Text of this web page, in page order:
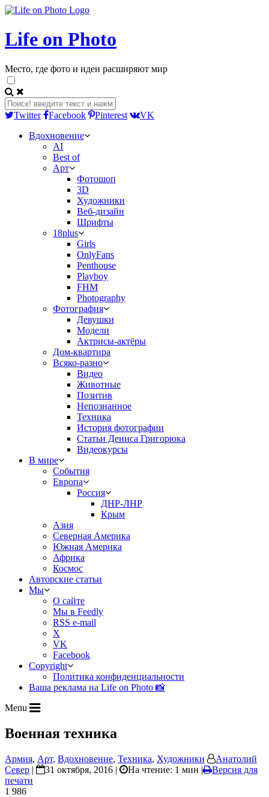
Life on Photo
Место, где фото и идеи расширяют мир
Twitter Facebook Pinterest
VK
Вдохновение
AI
Best of
Арт
Фотошоп
3D
Художники
Веб-дизайн
Шрифты
18plus
Girls
OnlyFans
Penthouse
Playboy
FHM
Photography
Фотография
Девушки
Модели
Актрисы-актёры
Дом-квартира
Всяко-разно
Видео
Животные
Позитив
Непознанное
Техника
История фотографии
Статьи Дениса Григорюка
Видеокурсы
В мире
События
Европа
Россия
ДНР-ЛНР
Крым
Азия
Северная Америка
Южная Америка
Африка
Космос
Авторские статьи
Мы
О сайте
Мы в Feedly
RSS e-mail
X
VK
Facebook
Copyright
Политика конфиденциальности
Ваша реклама на Life on Photo 📸
Menu
Военная техника
Армия, Арт, Вдохновение, Техника, Художники
Анатолий
Север | 31 октября, 2016 | На чтение: 1 мин |
Версия для
печати
1 986